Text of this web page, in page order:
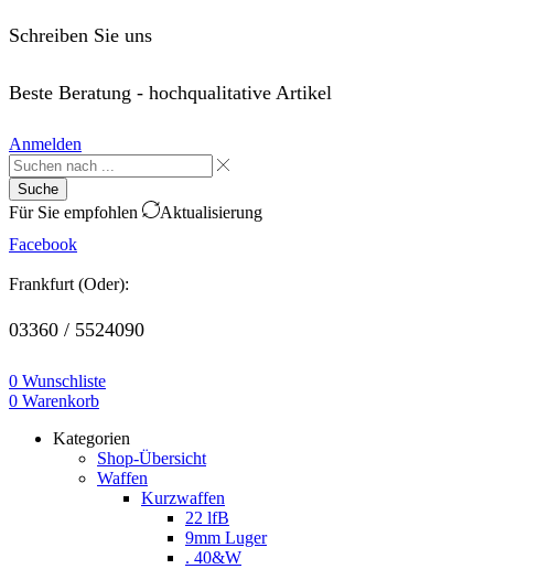
Schreiben Sie uns
Beste Beratung - hochqualitative Artikel
Anmelden
Suche
Für Sie empfohlen
Aktualisierung
Facebook
Frankfurt (Oder):
03360 / 5524090
0 Wunschliste
0 Warenkorb
Kategorien
Shop-Übersicht
Waffen
Kurzwaffen
22 lfB
9mm Luger
. 40&W